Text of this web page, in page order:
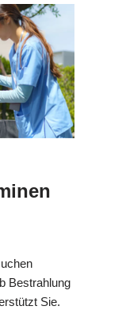
Bestrahlung
Sie.